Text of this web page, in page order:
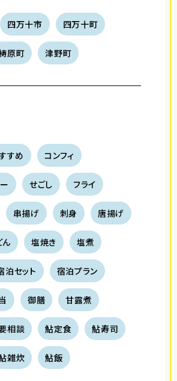
四万十市 四万十町
原町 津野町
すめ コンフィ
せごし フライ
串揚げ 刺身 唐揚げ
塩焼き 塩煮
泊セット 宿泊プラン
御膳 甘露煮
相談 鮎定食 鮎寿司
雑炊 鮎飯